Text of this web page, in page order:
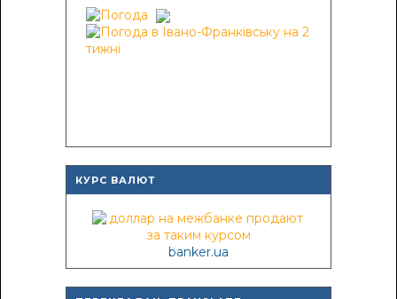
КУРС ВАЛЮТ
banker.ua